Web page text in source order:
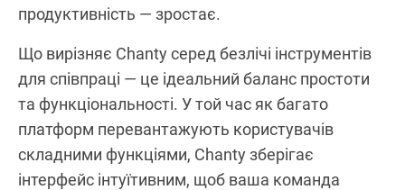
продуктивність — зростає.
Що вирізняє Chanty серед безлічі інструментів
для співпраці — це ідеальний баланс простоти
та функціональності. У той час як багато
платформ перевантажують користувачів
складними функціями, Chanty зберігає
інтерфейс інтуїтивним, щоб ваша команда